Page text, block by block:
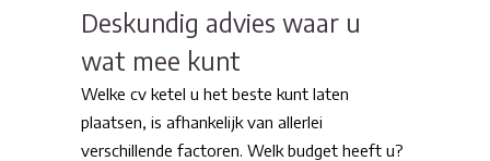
Deskundig advies waar u
wat mee kunt
Welke cv ketel u het beste kunt laten
plaatsen, is afhankelijk van allerlei
verschillende factoren. Welk budget heeft u?